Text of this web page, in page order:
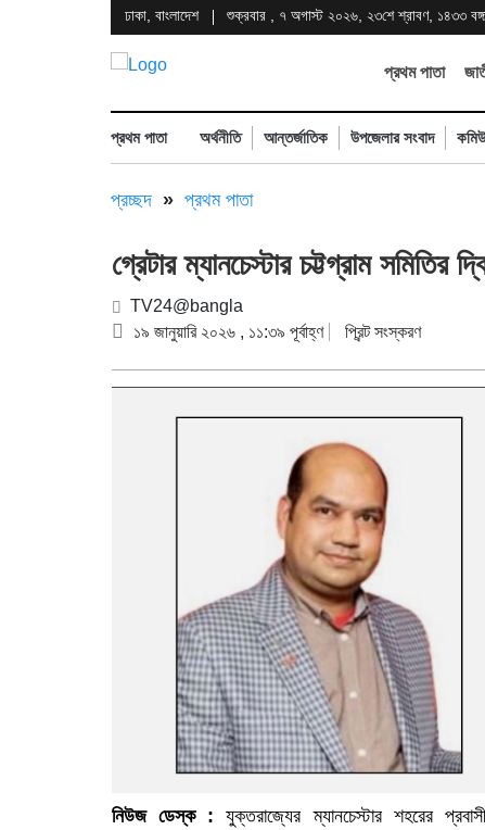
ঢাকা, বাংলাদেশ শুক্রবার , ৭ অগাস্ট ২০২৬, ২৩শে শ্রাবণ, ১৪৩৩
প্রথম পাতা
প্রথম পাতা অর্থনীতি আন্তর্জাতিক উপজেলার সংবাদ
প্রচ্ছদ » প্রথম পাতা
গ্রেটার ম্যানচেস্টার চট্টগ্রাম সমিতির
TV24@bangla
১৯ জানুয়ারি ২০২৬ , ১১:৩৯ পূর্বাহ্ণ
প্রিন্ট সংস্করণ
নিউজ ডেস্ক :যুক্তরাজ্যের ম্যানচেস্টার শহরের